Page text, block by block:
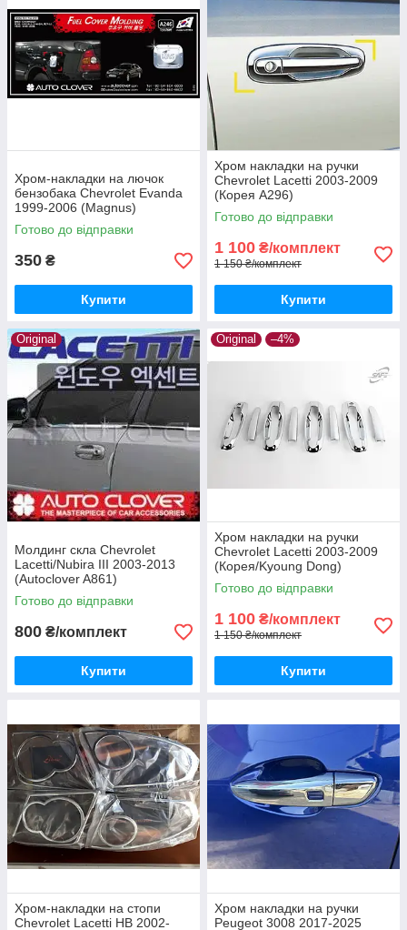
Хром-накладки на лючок
бензобака Chevrolet Evanda
1999-2006 (Magnus)
Готово до відправки
350 ₴
Купити
Хром накладки на ручки
Chevrolet Lacetti 2003-2009
(Корея A296)
Готово до відправки
1 100 ₴/комплект
1 150 ₴/комплект
Купити
Original
Молдинг скла Chevrolet
Lacetti/Nubira III 2003-2013
(Autoclover A861)
Готово до відправки
800 ₴/комплект
Купити
Original –4%
Хром накладки на ручки
Chevrolet Lacetti 2003-2009
(Корея/Kyoung Dong)
Готово до відправки
1 100 ₴/комплект
1 150 ₴/комплект
Купити
Хром-накладки на стопи
Chevrolet Lacetti HB 2002-
Хром накладки на ручки
Peugeot 3008 2017-2025